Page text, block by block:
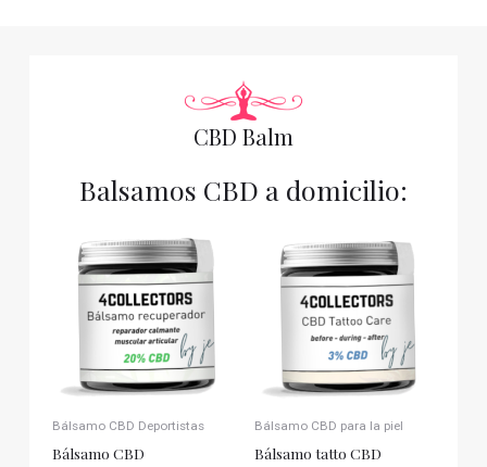
CBD Balm
Balsamos CBD a domicilio:
Bálsamo CBD Deportistas
Bálsamo CBD
Bálsamo CBD para la piel
Bálsamo tatto CBD